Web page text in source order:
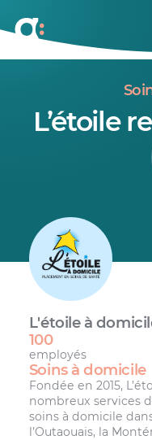
L’étoile
L'étoile à
100
employés
Soins à domicile
Fondée en 2015,
nombreux services
soins à domicile
l’Outaouais, la